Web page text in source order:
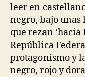
leer en
negro, bajo
que rezan
República
protagonismo y
negro, rojo y